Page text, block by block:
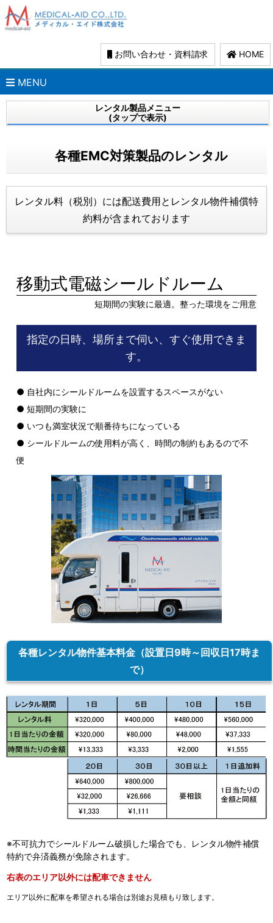
お問い合わせ・資料請求 HOME
MENU
レンタル製品メニュー
(タップで表示)
各種EMC対策製品のレンタル
レンタル料（税別）には配送費用とレンタル物件補償特
約料が含まれております
移動式電磁シールドルーム
短期間の実験に最適。整った環境をご用意
指定の日時、場所まで伺い、すぐ使用できま
す。
● 自社内にシールドルームを設置するスペースがない
● 短期間の実験に
● いつも満室状況で順番待ちになっている
● シールドルームの使用料が高く、時間の制約もあるので不
便
各種レンタル物件基本料金（設置日9時～回収日17時ま
で）
※不可抗力でシールドルーム破損した場合でも、レンタル物件補償
特約で弁済義務が免除されます。
右表のエリア以外には配車できません
エリア以外に配車を希望される場合は別途お見積もり致します。